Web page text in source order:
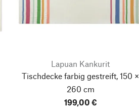
Lapuan Kankurit
Tischdecke farbig gestreift, 150 ×
260 cm
199,00 €